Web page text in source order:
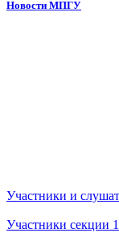
Новости МПГУ
Участники и
Участники секции